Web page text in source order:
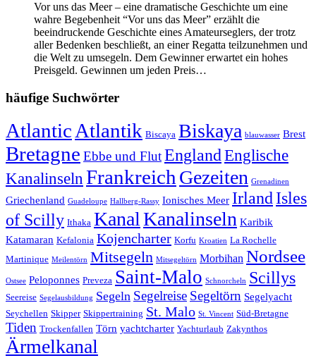
Vor uns das Meer – eine dramatische Geschichte um eine
wahre Begebenheit “Vor uns das Meer” erzählt die
beeindruckende Geschichte eines Amateurseglers, der trotz
aller Bedenken beschließt, an einer Regatta teilzunehmen und
die Welt zu umsegeln. Dem Gewinner erwartet ein hohes
Preisgeld. Gewinnen um jeden Preis…
häufige Suchwörter
Atlantic Atlantik Biscaya Biskaya blauwasser Brest
Bretagne Ebbe und Flut EnglandEnglische
Kanalinseln Frankreich Gezeiten Grenadinen
Griechenland Guadeloupe Hallberg-Rassy Ionisches Meer Irland Isles
of Scilly Ithaka Kanal Kanalinseln Karibik
Katamaran Kefalonia Kojencharter Korfu Kroatien La Rochelle
Martinique Meilentörn Mitsegeln Mitsegeltörn Morbihan Nordsee
Ostsee Peloponnes Preveza Saint-Malo Schnorcheln Scillys
Seereise Segelausbildung Segeln Segelreise Segeltörn Segelyacht
Seychellen Skipper Skippertraining St. Malo St. Vincent Süd-Bretagne
Tiden Trockenfallen Törn yachtcharter Yachturlaub Zakynthos
Ärmelkanal